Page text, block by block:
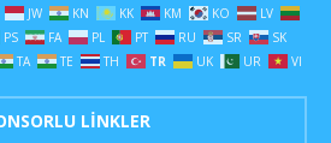
JW KN KK KM KO
LV
PS FA PL PT RU SR
SK
TA TE TH TR UK UR VI
LINKLER